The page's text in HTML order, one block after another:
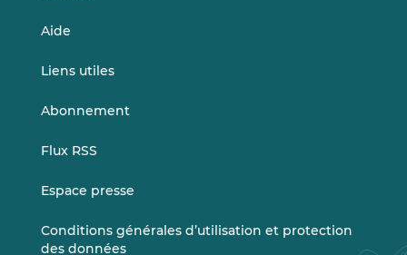
Aide
Liens utiles
Abonnement
Flux RSS
Espace presse
Conditions générales d’utilisation et protection
des données